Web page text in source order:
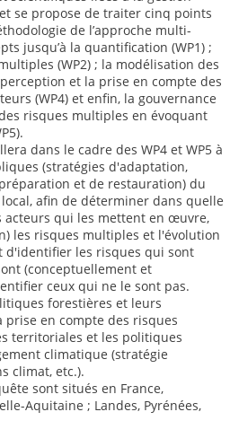
se propose de traiter cinq points
de l’approche multi-
jusqu’à la quantification (WP1) ;
(WP2) ; la modélisation des
et la prise en compte des
(WP4) et enfin, la gouvernance
risques multiples en évoquant
dans le cadre des WP4 et WP5 à
(stratégies d'adaptation,
et de restauration) du
afin de déterminer dans quelle
acteurs qui les mettent en œuvre,
les risques multiples et l'évolution
d'identifier les risques qui sont
(conceptuellement et
ceux qui ne le sont pas.
forestières et leurs
prise en compte des risques
territoriales et les politiques
climatique (stratégie
climat, etc.).
sont situés en France,
Aquitaine ; Landes, Pyrénées,